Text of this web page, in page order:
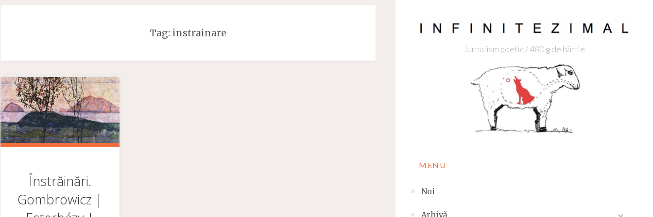
Skip
Jurnalism poetic / 480 g de hârtie
MENU
Noi
Arhivă
Tag: instrainare
Înstrăinări.
Gombrowicz |